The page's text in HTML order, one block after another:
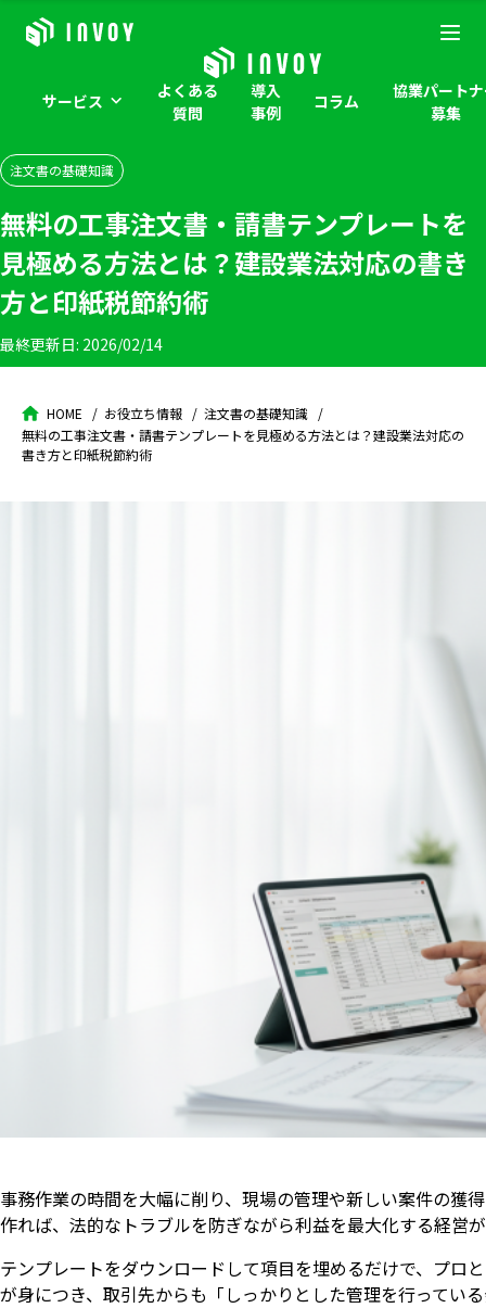
サービス
よくある
質問
導入
事例
コラム
協業パート
募集
注文書の基礎知識
無料の工事注文書・請書テンプレートを
見極める方法とは？建設業法対応の書き
方と印紙税節約術
最終更新日: 2026/02/14
HOME お役立ち情報
注文書の基礎知識
無料の工事注文書・請書テンプレートを見極める方法とは？建設業法対応の
書き方と印紙税節約術
事務作業の時間を大幅に削り、現場の管理や新しい案件の獲
作れば、法的なトラブルを防ぎながら利益を最大化する経営
テンプレートをダウンロードして項目を埋めるだけで、プロ
が身につき、取引先からも「しっかりとした管理を行ってい